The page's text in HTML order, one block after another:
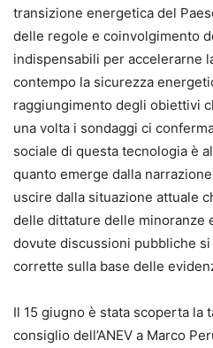
transizione energetica del
delle regole e coinvolgimento
indispensabili per accelerarne
contempo la sicurezza
raggiungimento degli obiettivi
una volta i sondaggi ci
sociale di questa tecnologia è
quanto emerge dalla
uscire dalla situazione attuale
delle dittature delle minoranze
dovute discussioni pubbliche
corrette sulla base delle
Il 15 giugno è stata scoperta la
consiglio dell’ANEV a Marco